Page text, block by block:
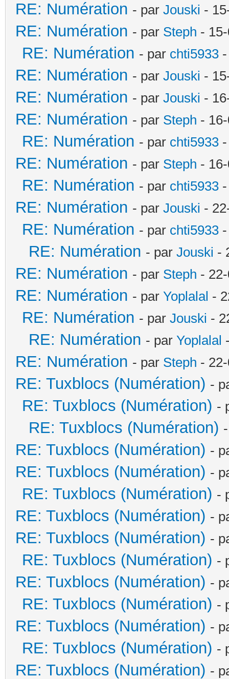
RE: Numération - par Jouski -
RE: Numération - par Steph -
RE: Numération - par chti5933
RE: Numération - par Jouski -
RE: Numération - par Jouski -
RE: Numération - par Steph -
RE: Numération - par chti5933
RE: Numération - par Steph -
RE: Numération - par chti5933
RE: Numération - par Jouski -
RE: Numération - par chti5933
RE: Numération - par Jouski -
RE: Numération - par Steph -
RE: Numération - par Yoplalal -
RE: Numération - par Jouski -
RE: Numération - par Yoplalal
RE: Numération - par Steph -
RE: Tuxblocs (Numération) -
RE: Tuxblocs (Numération) -
RE: Tuxblocs (Numération)
RE: Tuxblocs (Numération) -
RE: Tuxblocs (Numération) -
RE: Tuxblocs (Numération) -
RE: Tuxblocs (Numération) -
RE: Tuxblocs (Numération) -
RE: Tuxblocs (Numération) -
RE: Tuxblocs (Numération) -
RE: Tuxblocs (Numération) -
RE: Tuxblocs (Numération) -
RE: Tuxblocs (Numération) -
RE: Tuxblocs (Numération) -